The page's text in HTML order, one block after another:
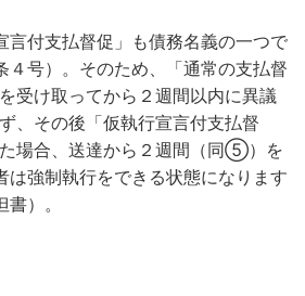
言付支払督促」も債務名義の一つで
４号）。そのため、「通常の支払督
け取ってから２週間以内に異議
、その後「仮執行宣言付支払督
場合、送達から２週間（同⑤）を
は強制執行をできる状態になります
）。